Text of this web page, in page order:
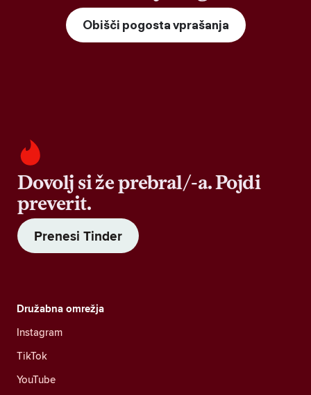
Obišči pogosta vprašanja
Dovolj si že prebral/-a. Pojdi
preverit.
Prenesi Tinder
Družabna omrežja
Instagram
TikTok
YouTube